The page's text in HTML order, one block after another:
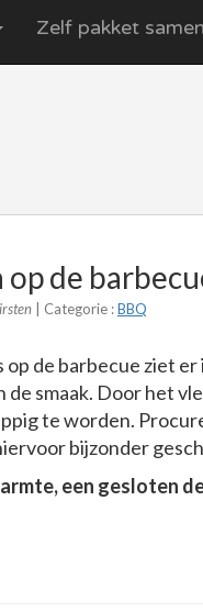
Zelf pakket
op de
| Categorie :BBQ
op de barbecue ziet
de smaak. Door het
te worden.
bijzonder
een gesloten